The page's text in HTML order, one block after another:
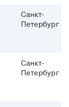
Санкт-
Петербург
Санкт-
Петербург